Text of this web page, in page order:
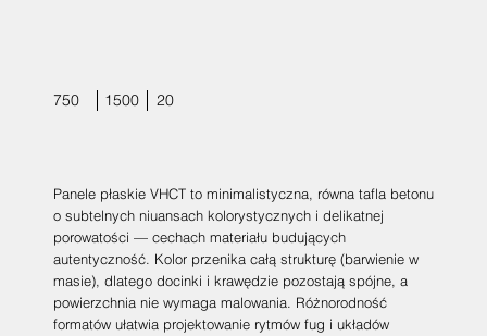
750 1500 20
Panele płaskie VHCT to minimalistyczna, równa tafla betonu
o subtelnych niuansach kolorystycznych i delikatnej
porowatości — cechach materiału budujących
autentyczność. Kolor przenika całą strukturę (barwienie w
masie), dlatego docinki i krawędzie pozostają spójne, a
powierzchnia nie wymaga malowania. Różnorodność
formatów ułatwia projektowanie rytmów fug i układów